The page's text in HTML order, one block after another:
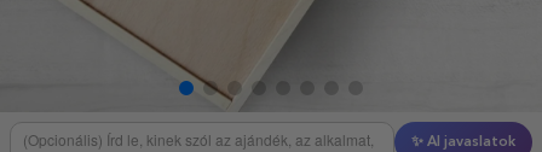
✨ AI javaslatok